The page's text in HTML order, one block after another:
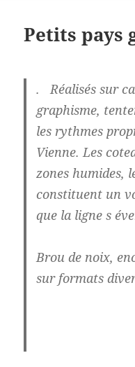
Petits pays
. Réalisés sur
graphisme,
les rythmes
Vienne. Les
zones humides,
constituent un
que la ligne s
Brou de noix,
sur formats